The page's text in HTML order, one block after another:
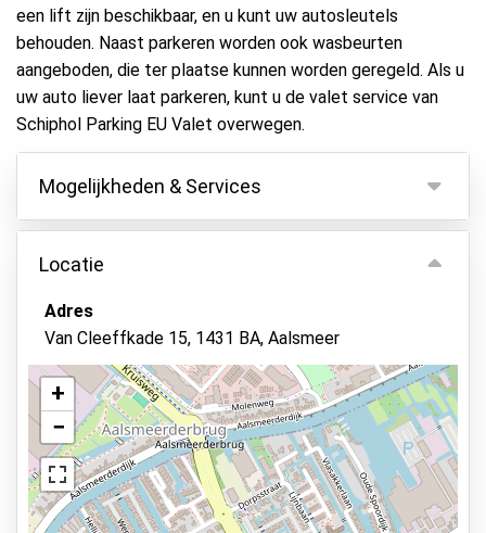
een lift zijn beschikbaar, en u kunt uw autosleutels
behouden. Naast parkeren worden ook wasbeurten
aangeboden, die ter plaatse kunnen worden geregeld. Als u
uw auto liever laat parkeren, kunt u de valet service van
Schiphol Parking EU Valet overwegen.
Mogelijkheden & Services
Mogelijkheden
Binnen parkeren
Autosleutels behouden
Asfalt of bestrating
Camerabewaking
Autowassen
Elektrisch laadstation
Beveiligd parkeren
Locatie
Adres
Van Cleeffkade 15, 1431 BA, Aalsmeer
+
−